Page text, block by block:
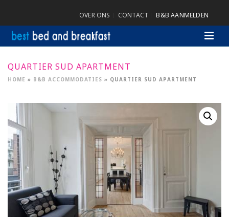
OVER ONS CONTACT B&B AANMELDEN
QUARTIER SUD APARTMENT
HOME » B&B ACCOMMODATIES » QUARTIER SUD APARTMENT